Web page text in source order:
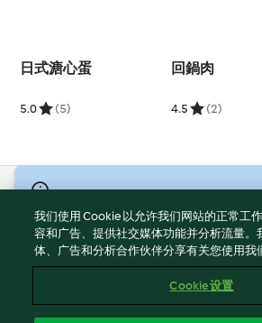
日式溏心蛋
5.0 (5)
回鍋肉
4.5 (2)
服務條款
隱私權政策
網頁所有權
我们使用 Cookie 以允许我们网站的正常工
容和广告、提供社交媒体功能并分析流量。
体、广告和分析合作伙伴分享有关您使用我
Cookie 设置